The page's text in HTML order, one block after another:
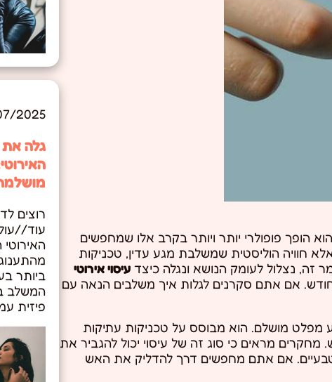
הופך פופולרי יותר ויותר בקרב אלו שמחפשים
אלא חוויה הוליסטית שמשלבת מגע עדין, טכניקות
זה, נצלול לעומק הנושא ונגלה כיצד עיסוי אירוטי
מחודש. אם אתם סקרנים לגלות איך משלבים הנאה עם
מפלט מושלם. הוא מבוסס על טכניקות עתיקות
מראים כי סוג זה של עיסוי יכול להגביר את
אם אתם מחפשים דרך להדליק את האש
2025
גלה את
רוצים
עוד//
ביותר
המשלב
פיזית